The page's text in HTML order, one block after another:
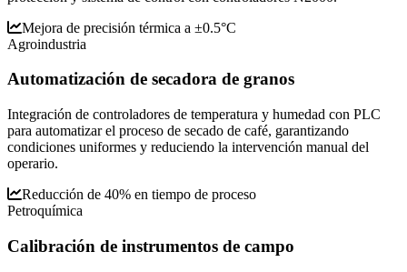
Mejora de precisión térmica a ±0.5°C
Agroindustria
Automatización de secadora de granos
Integración de controladores de temperatura y humedad con PLC
para automatizar el proceso de secado de café, garantizando
condiciones uniformes y reduciendo la intervención manual del
operario.
Reducción de 40% en tiempo de proceso
Petroquímica
Calibración de instrumentos de campo